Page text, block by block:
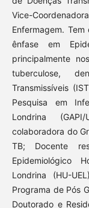
Vice-
Enfermagem.
ênfase em
principalmente
tuberculose,
Transmissíveis
Pesquisa em
Londrina
colaboradora do
TB; Docente
Epidemiológico
Londrina (HU-
Programa de Pós
Doutorado e